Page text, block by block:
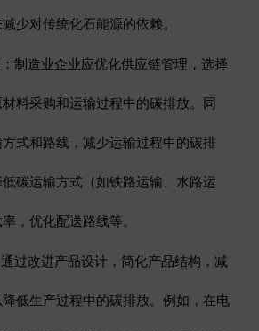
少对传统化石能源的依赖。
：制造业企业应优化供应链管理，选择
料采购和运输过程中的碳排放。同
式和路线，减少运输过程中的碳排
碳运输方式（如铁路运输、水路运
，优化配送路线等。
通过改进产品设计，简化产品结构，减
低生产过程中的碳排放。例如，在电